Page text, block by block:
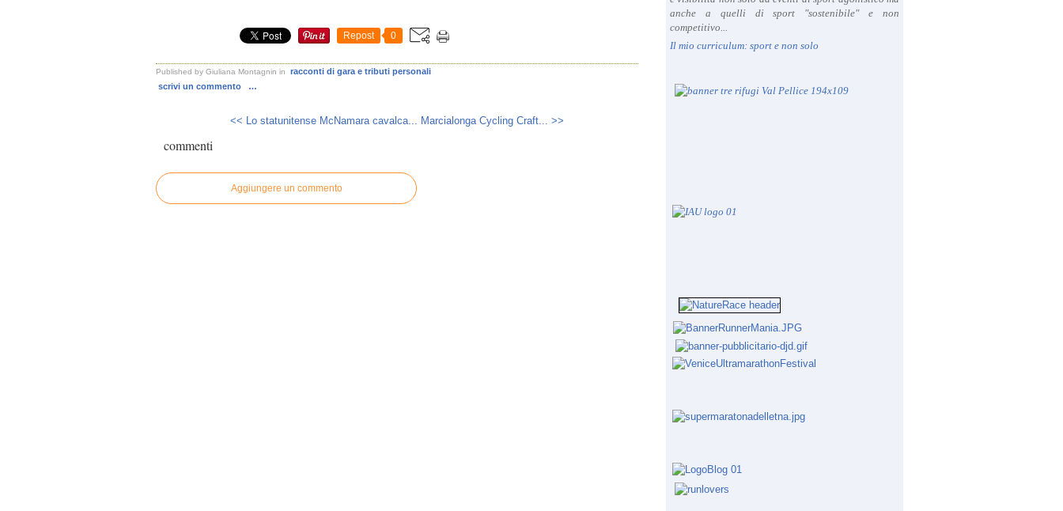
Repost 0
Published by Giuliana Montagnin in
racconti di gara e tributi personali
scrivi un commento
…
<< Lo statunitense McNamara cavalca... Marcialonga Cycling Craft... >>
commenti
Aggiungere un commento
anche a quelli di sport "sostenibile" e non
competitivo...
Il mio curriculum: sport e non solo